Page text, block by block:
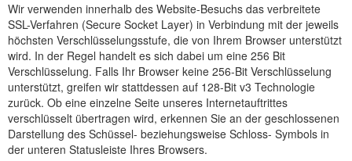
Wir verwenden innerhalb des Website-Besuchs das verbreitete
SSL-Verfahren (Secure Socket Layer) in Verbindung mit der jeweils
höchsten Verschlüsselungsstufe, die von Ihrem Browser unterstützt
wird. In der Regel handelt es sich dabei um eine 256 Bit
Verschlüsselung. Falls Ihr Browser keine 256-Bit Verschlüsselung
unterstützt, greifen wir stattdessen auf 128-Bit v3 Technologie
zurück. Ob eine einzelne Seite unseres Internetauftrittes
verschlüsselt übertragen wird, erkennen Sie an der geschlossenen
Darstellung des Schüssel- beziehungsweise Schloss- Symbols in
der unteren Statusleiste Ihres Browsers.